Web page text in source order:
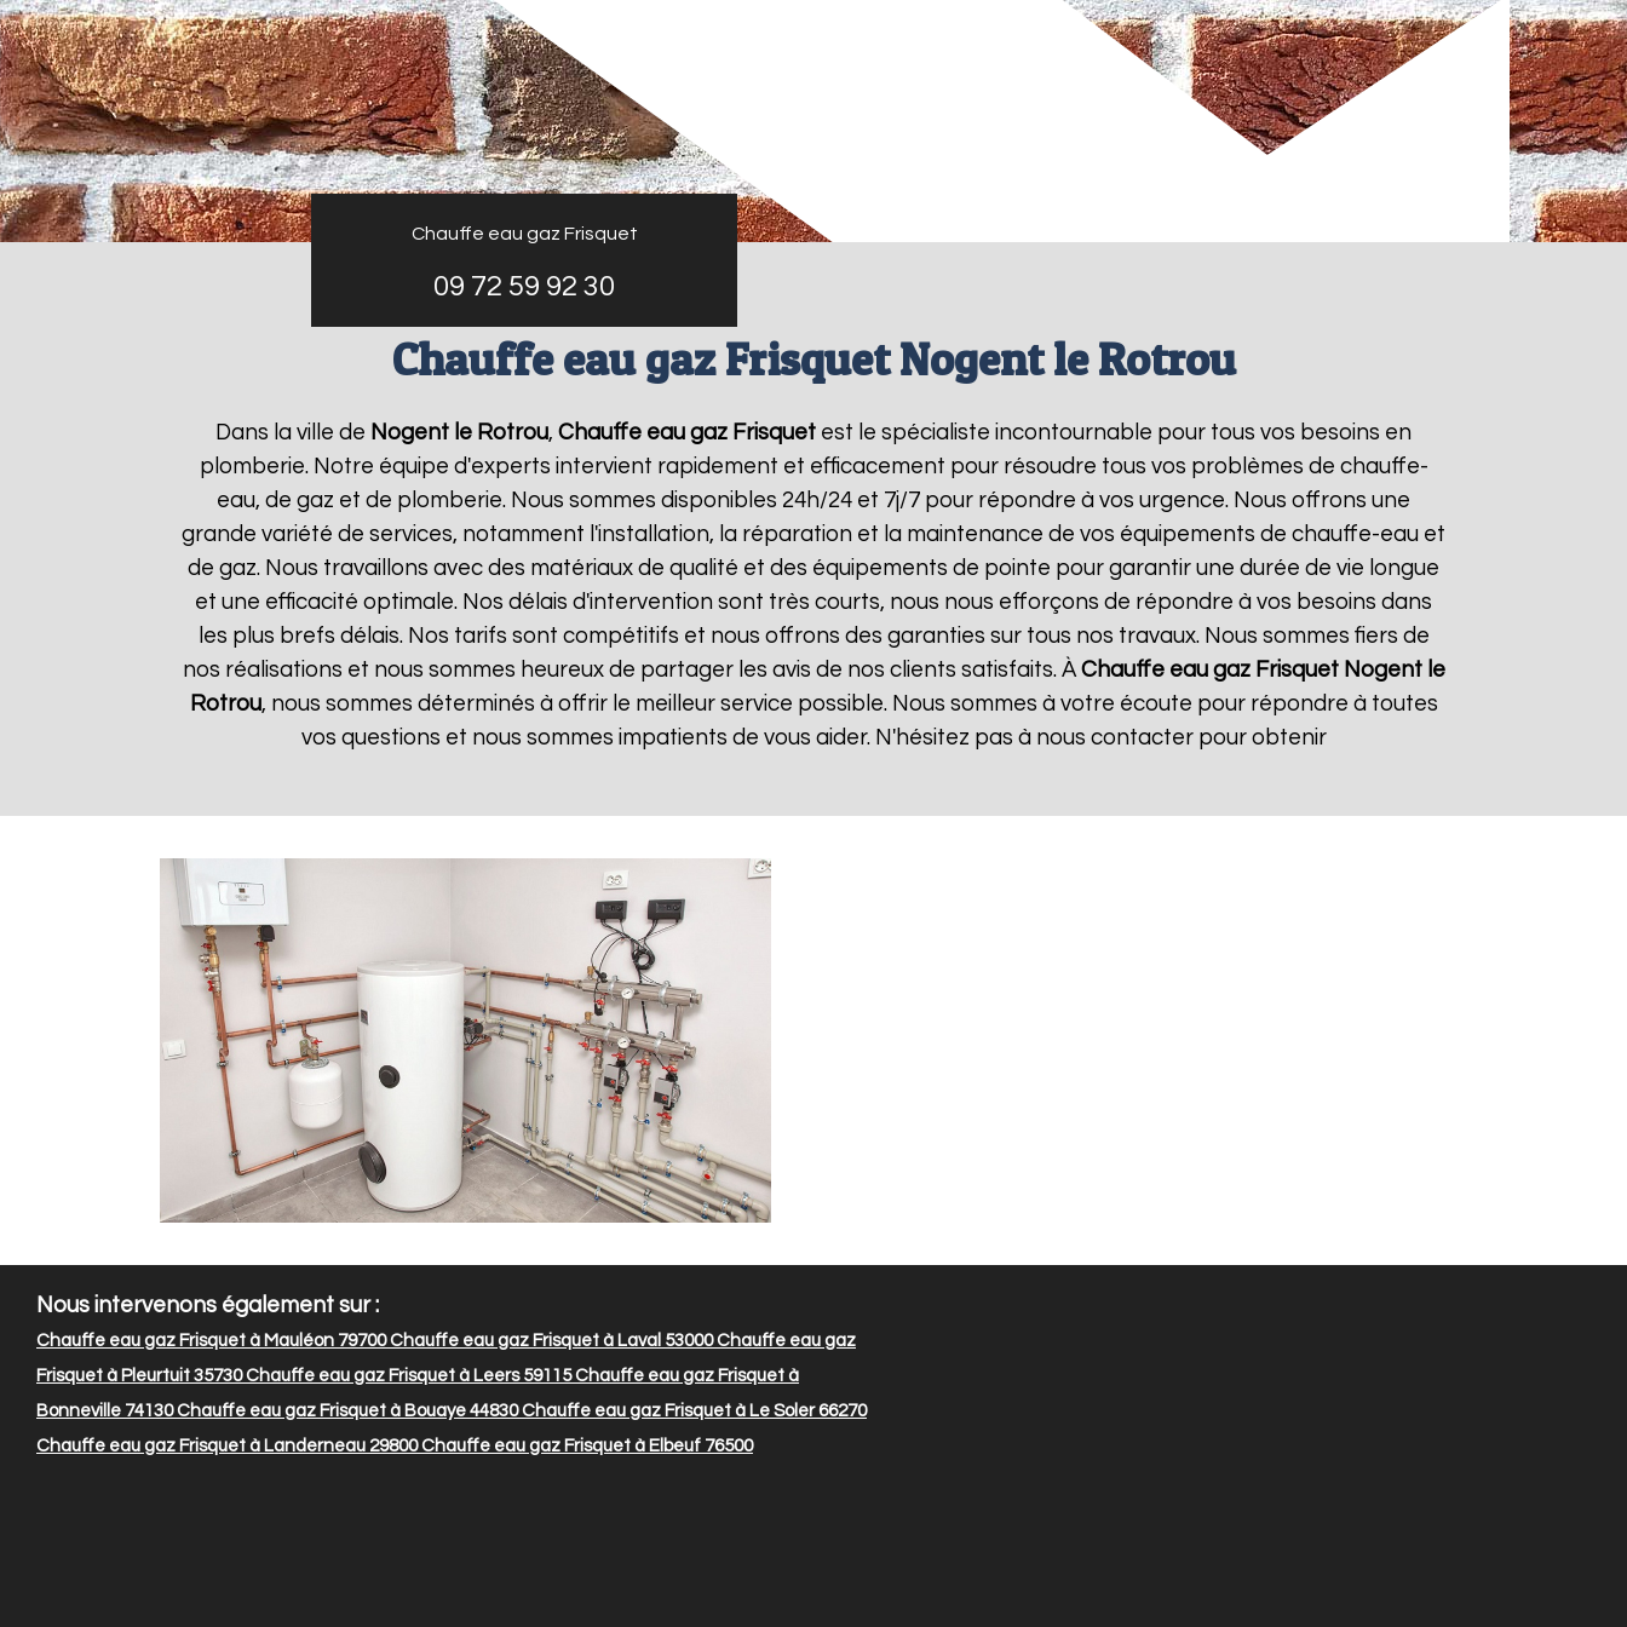
Chauffe eau gaz Frisquet
09 72 59 92 30
Chauffe eau gaz Frisquet Nogent le Rotrou
Dans la ville de Nogent le Rotrou, Chauffe eau gaz Frisquet est le spécialiste incontournable pour tous vos besoins en
plomberie. Notre équipe d'experts intervient rapidement et efficacement pour résoudre tous vos problèmes de chauffe-
eau, de gaz et de plomberie. Nous sommes disponibles 24h/24 et 7j/7 pour répondre à vos urgence. Nous offrons une
grande variété de services, notamment l'installation, la réparation et la maintenance de vos équipements de chauffe-eau et
de gaz. Nous travaillons avec des matériaux de qualité et des équipements de pointe pour garantir une durée de vie longue
et une efficacité optimale. Nos délais d'intervention sont très courts, nous nous efforçons de répondre à vos besoins dans
les plus brefs délais. Nos tarifs sont compétitifs et nous offrons des garanties sur tous nos travaux. Nous sommes fiers de
nos réalisations et nous sommes heureux de partager les avis de nos clients satisfaits. ÀChauffe eau gaz Frisquet Nogent le
Rotrou, nous sommes déterminés à offrir le meilleur service possible. Nous sommes à votre écoute pour répondre à toutes
vos questions et nous sommes impatients de vous aider. N'hésitez pas à nous contacter pour obtenir
Nous intervenons également sur :
Chauffe eau gaz Frisquet à Mauléon 79700Chauffe eau gaz Frisquet à Laval 53000Chauffe eau gaz
Frisquet à Pleurtuit 35730Chauffe eau gaz Frisquet à Leers 59115Chauffe eau gaz Frisquet à
Bonneville 74130Chauffe eau gaz Frisquet à Bouaye 44830Chauffe eau gaz Frisquet à Le Soler 66270
Chauffe eau gaz Frisquet à Landerneau 29800Chauffe eau gaz Frisquet à Elbeuf 76500